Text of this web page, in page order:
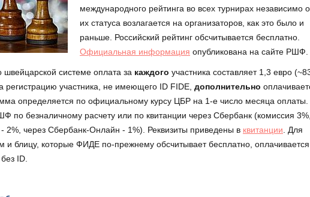
международного рейтинга во всех турнирах независимо
их статуса возлагается на организаторов, как это было и
раньше. Российский рейтинг обсчитывается бесплатно.
Официальная информация опубликована на сайте РШФ.
системе оплата за каждого участника составляет 1,3 евро
регистрацию участника, не имеющего ID FIDE, дополнительно
определяется по официальному курсу ЦБР на 1-е число месяца оплаты.
по безналичному расчету или по квитанции через Сбербанк (комиссия
- 2%, через Сбербанк-Онлайн - 1%). Реквизиты приведены в квитанции . Для
блицу, которые ФИДЕ по-прежнему обсчитывает бесплатно, оплачивается
ID.